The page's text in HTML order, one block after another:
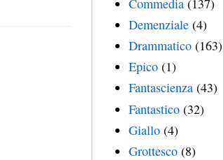
Commedia (137)
Demenziale (4)
Drammatico (163)
Epico (1)
Fantascienza (43)
Fantastico (32)
Giallo (4)
Grottesco (8)